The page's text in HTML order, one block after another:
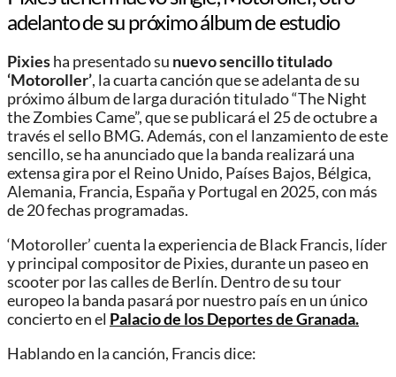
adelanto de su próximo álbum de estudio
Pixiesha presentado su nuevo sencillo titulado
‘Motoroller’, la cuarta canción que se adelanta de su
próximo álbum de larga duración titulado “The Night
the Zombies Came”, que se publicará el 25 de octubre a
través el sello BMG. Además, con el lanzamiento de este
sencillo, se ha anunciado que la banda realizará una
extensa gira por el Reino Unido, Países Bajos, Bélgica,
Alemania, Francia, España y Portugal en 2025, con más
de 20 fechas programadas.
‘Motoroller’ cuenta la experiencia de Black Francis, líder
y principal compositor de Pixies, durante un paseo en
scooter por las calles de Berlín. Dentro de su tour
europeo la banda pasará por nuestro país en un único
concierto en el Palacio de los Deportes de Granada.
Hablando en la canción, Francis dice: